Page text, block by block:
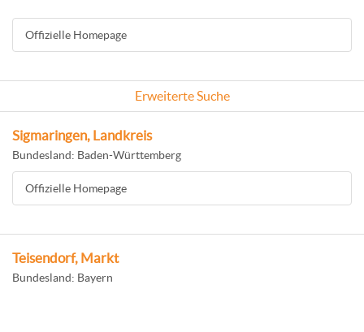
Offizielle Homepage
Erweiterte Suche
Sigmaringen, Landkreis
Bundesland: Baden-Württemberg
Offizielle Homepage
Teisendorf, Markt
Bundesland: Bayern